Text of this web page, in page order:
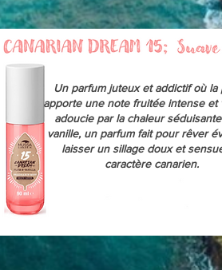
Un parfum juteux et addictif où la
apporte une note fruitée intense et
adoucie par la chaleur
vanille, un parfum fait pour rêver
laisser un sillage doux et
caractère canarien.